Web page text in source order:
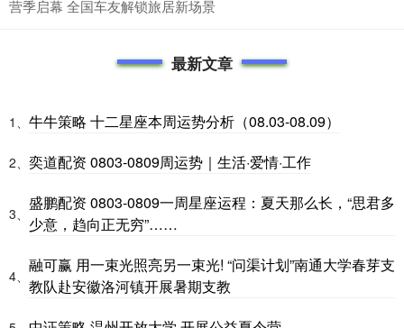
营季启幕 全国车友解锁旅居新场景
最新文章
1、 牛牛策略 十二星座本周运势分析（08.03-08.09）
2、 奕道配资 0803-0809周运势｜生活·爱情·工作
3、
盛鹏配资 0803-0809一周星座运程：夏天那么长，“思君多
少意，趋向正无穷”……
4、
融可赢 用一束光照亮另一束光! “问渠计划”南通大学春芽支
教队赴安徽洛河镇开展暑期支教